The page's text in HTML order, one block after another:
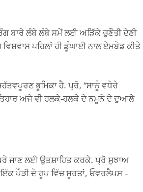
ਬਾਰੇ ਲੰਬੇ ਲੰਬੇ ਸਮੇਂ ਲਈ ਅੜਿੱਕੇ ਚੁਣੌਤੀ ਦੇਣੀ
ਪਹਿਲਾਂ ਹੀ ਡੂੰਘਾਈ ਨਾਲ ਏਮਬੇਡ ਕੀਤੇ
ਭੂਮਿਕਾ ਹੈ. ਪ੍ਰੋ, “ਸਾਨੂੰ ਵਧੇਰੇ
ਅਜੇ ਵੀ ਹਲਕੇ-ਹਲਕੇ ਦੇ ਨਮੂਨੇ ਦੇ ਦੁਆਲੇ
ਜਾਣ ਲਈ ਉਤਸ਼ਾਹਿਤ ਕਰਕੇ. ਪ੍ਰੋ ਸੁਝਾਅ
ਇੱਕ ਪੌੜੀ ਦੇ ਰੂਪ ਵਿੱਚ ਸੂਰਤਾਂ, ਓਵਰਲੈਪਸ –